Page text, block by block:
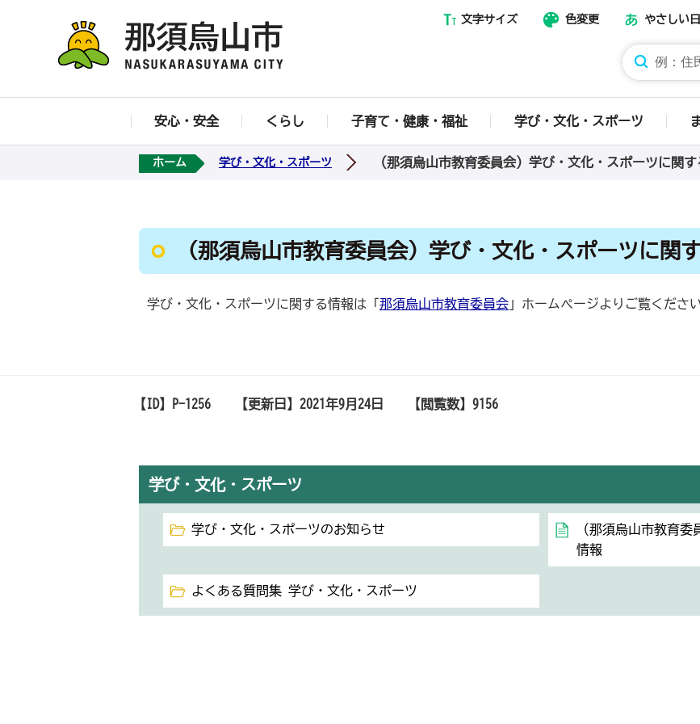
那須烏山市ホームページ
文字サイズ 色変更 やさしい
安心・安全 くらし 子育て・健康・福祉 学び・文化・スポーツ
ホーム 学び・文化・スポーツ （那須烏山市教育委員会）学び・文化・スポーツに関
（那須烏山市教育委員会）学び・文化・スポーツに関
学び・文化・スポーツに関する情報は「 那須烏山市教育委員会 」ホームページよりご覧ください
【ID】 P-1256 【更新日】 2021年9月24日 【閲覧数】 9156
学び・文化・スポーツ
学び・文化・スポーツのお知らせ
（那須烏山市教育
情報
よくある質問集 学び・文化・スポーツ